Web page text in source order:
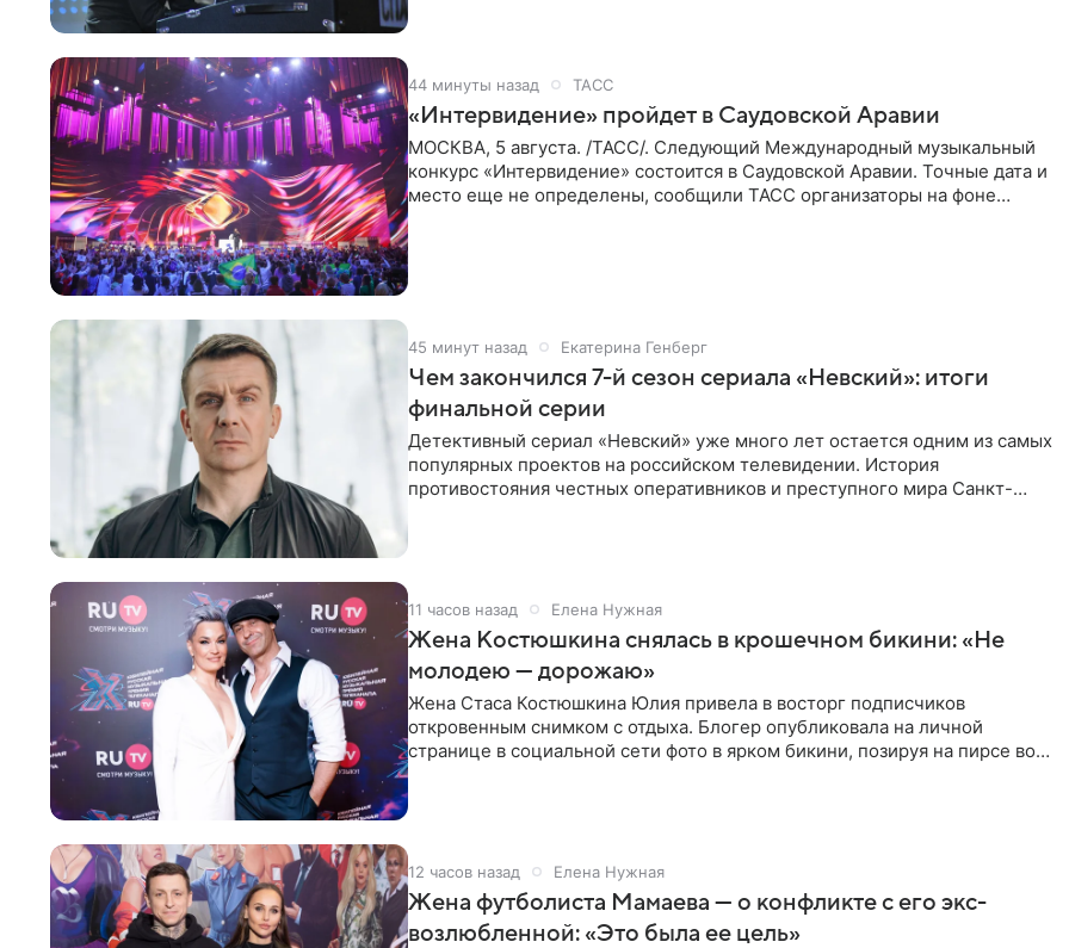
44 минуты назад ТАСС
«Интервидение» пройдет в Саудовской Аравии
МОСКВА, 5 августа. /ТАСС/. Следующий Международный музыкальный
конкурс «Интервидение» состоится в Саудовской Аравии. Точные дата и
место еще не определены, сообщили ТАСС организаторы на фоне
45 минут назад Екатерина Генберг
Чем закончился 7-й сезон сериала «Невский»: итоги
финальной серии
Детективный сериал «Невский» уже много лет остается одним из самых
популярных проектов на российском телевидении. История
противостояния честных оперативников и преступного мира Санкт-
11 часов назад Елена Нужная
Жена Костюшкина снялась в крошечном бикини: «Не
молодею — дорожаю»
Жена Стаса Костюшкина Юлия привела в восторг подписчиков
откровенным снимком с отдыха. Блогер опубликовала на личной
странице в социальной сети фото в ярком бикини, позируя на пирсе во
12 часов назад Елена Нужная
Жена футболиста Мамаева — о конфликте с его экс-
возлюбленной: «Это была ее цель»